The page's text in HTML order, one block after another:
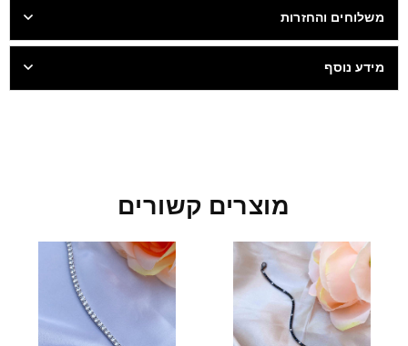
משלוחים והחזרות
מידע נוסף
מוצרים קשורים